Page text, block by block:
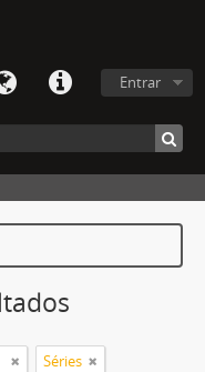
Entrar
Séries